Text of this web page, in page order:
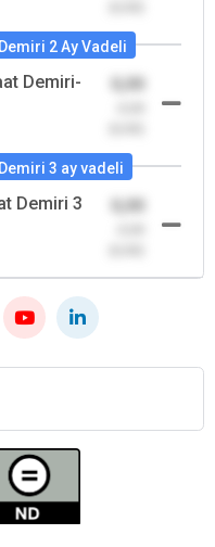
2 Ay Vadeli
Demiri-
3 ay vadeli
Demiri 3